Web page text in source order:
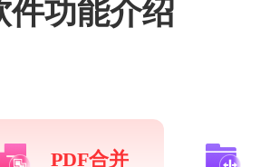
件功能介绍
PDF合并